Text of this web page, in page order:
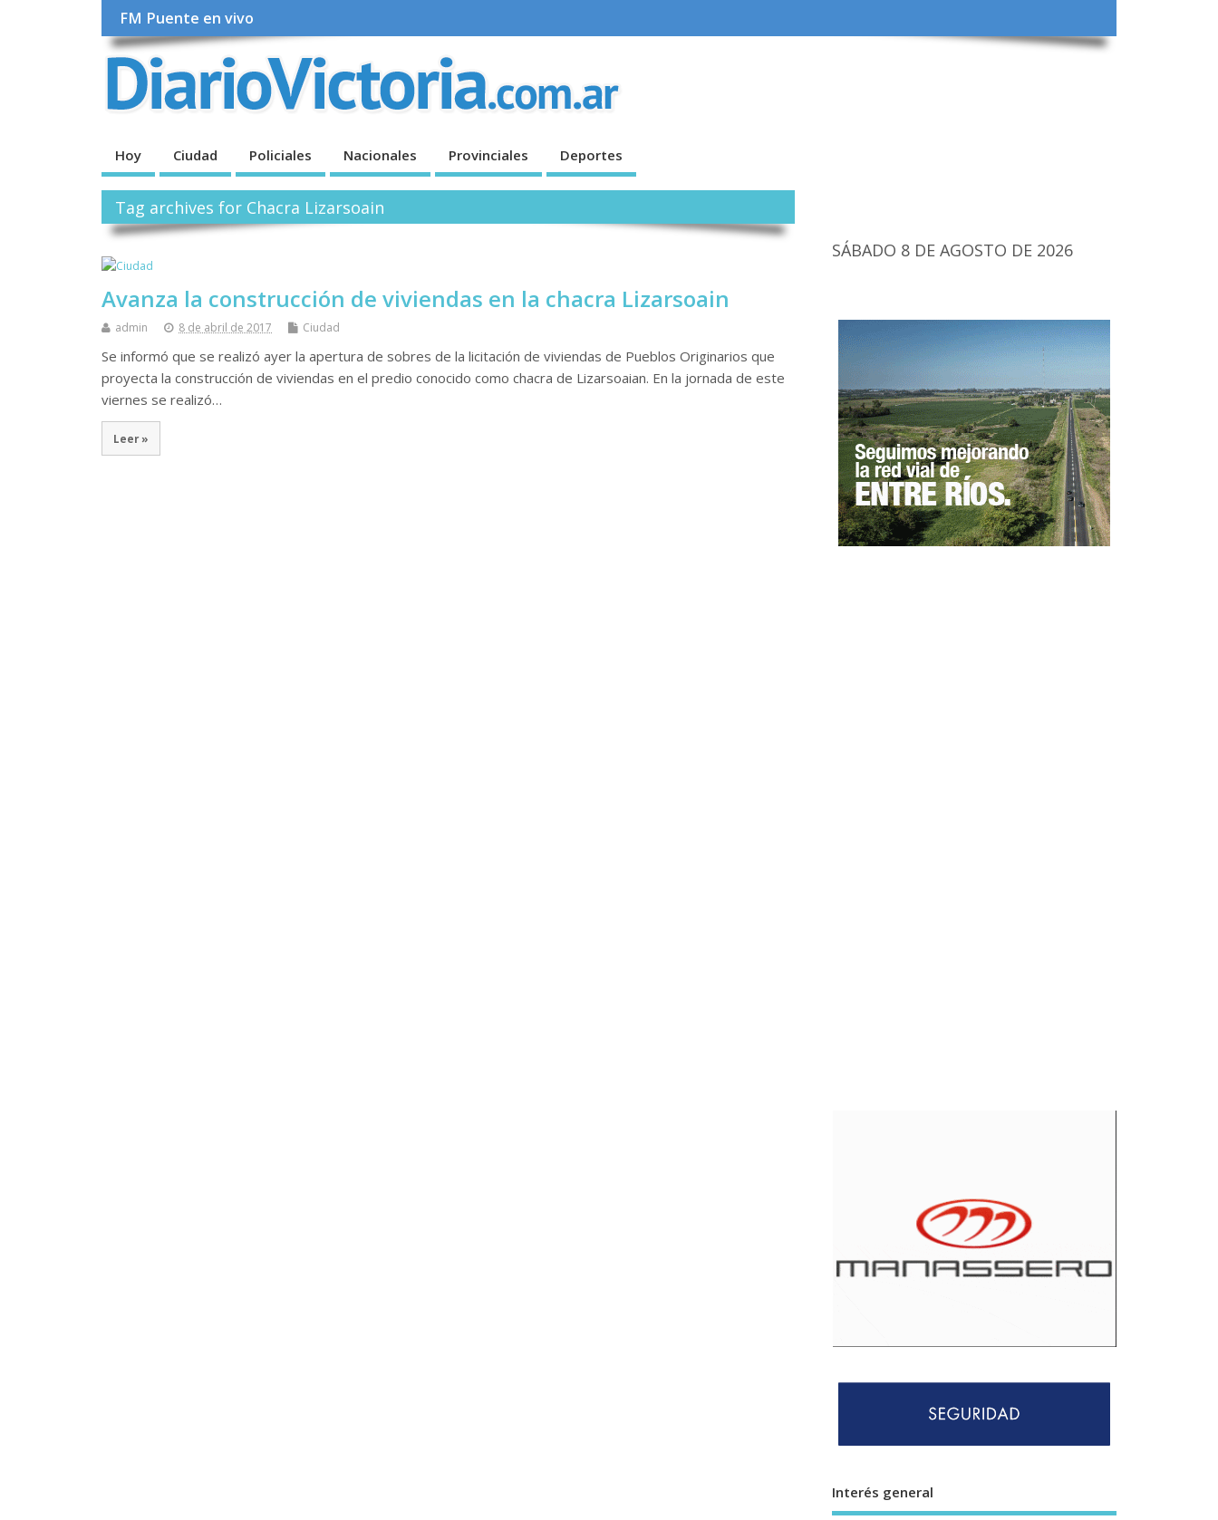
FM Puente en vivo
Hoy Ciudad Policiales Nacionales Provinciales Deportes
Tag archives for Chacra Lizarsoain
Avanza la construcción de viviendas en la chacra Lizarsoain
admin 8 de abril de 2017 Ciudad
Se informó que se realizó ayer la apertura de sobres de la licitación de viviendas de Pueblos Originarios que
proyecta la construcción de viviendas en el predio conocido como chacra de Lizarsoaian. En la jornada de este
viernes se realizó…
Leer »
SÁBADO 8 DE AGOSTO DE 2026
Interés general